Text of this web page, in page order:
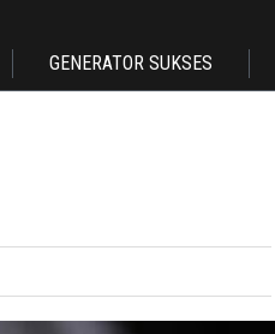
GENERATOR SUKSES